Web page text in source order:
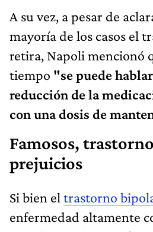
A su vez, a pesar de
mayoría de los casos el
retira, Napoli mencionó
tiempo "se puede
reducción de la
con una dosis de
Famosos,
prejuicios
Si bien el trastorno
enfermedad altamente